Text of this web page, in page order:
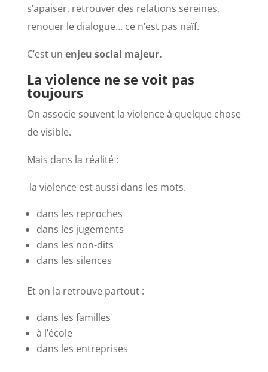
s’apaiser, retrouver des relations sereines,
renouer le dialogue… ce n’est pas naïf.
C’est un enjeu social majeur.
La violence ne se voit pas
toujours
On associe souvent la violence à quelque chose
de visible.
Mais dans la réalité :
la violence est aussi dans les mots.
dans les reproches
dans les jugements
dans les non-dits
dans les silences
Et on la retrouve partout :
dans les familles
à l’école
dans les entreprises